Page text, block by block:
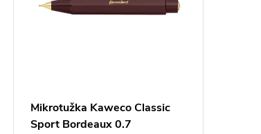
Mikrotužka Kaweco Classic
Sport Bordeaux 0.7